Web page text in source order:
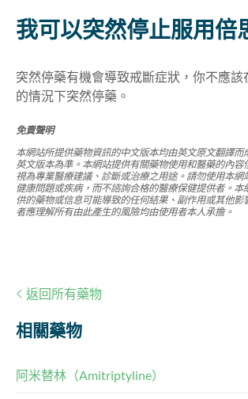
我可以突然停止服用倍
突然停藥有機會導致戒斷症狀， 你不應該
的情況下突然停藥。
免責聲明
本網站所提供藥物資訊的中文版本均由英文原文翻譯而
英文版本為準。本網站提供有關藥物使用和醫藥的內容
視為專業醫療建議、診斷或治療之用途。請勿使用本網
健康問題或疾病，而不諮詢合格的醫療保健提供者。本
供的藥物或信息可能導致的任何結果、副作用或其他影
者應理解所有由此產生的風險均由使用者本人承擔。
返回所有藥物
相關藥物
阿米替林（Amitriptyline）